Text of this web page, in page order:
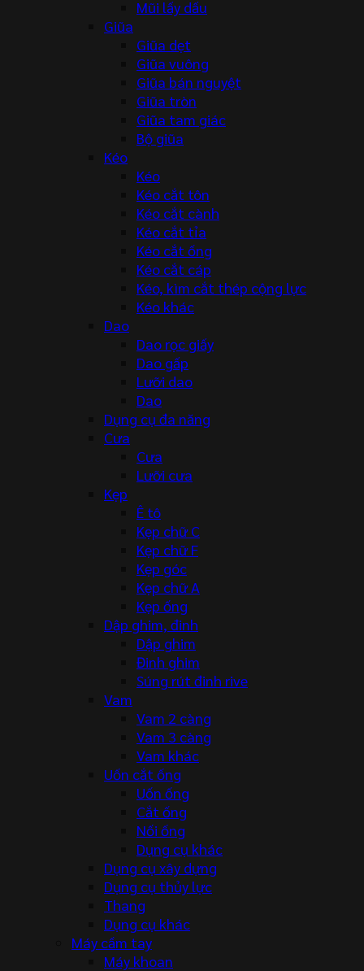
Mũi lấy dấu
Giũa
Giũa dẹt
Giũa vuông
Giũa bán nguyệt
Giũa tròn
Giũa tam giác
Bộ giũa
Kéo
Kéo
Kéo cắt tôn
Kéo cắt cành
Kéo cắt tỉa
Kéo cắt ống
Kéo cắt cáp
Kéo, kìm cắt thép cộng lực
Kéo khác
Dao
Dao rọc giấy
Dao gấp
Lưỡi dao
Dao
Dụng cụ đa năng
Cưa
Cưa
Lưỡi cưa
Kẹp
Ê tô
Kẹp chữ C
Kẹp chữ F
Kẹp góc
Kẹp chữ A
Kẹp ống
Dập ghim, đinh
Dập ghim
Đinh ghim
Súng rút đinh rive
Vam
Vam 2 càng
Vam 3 càng
Vam khác
Uốn cắt ống
Uốn ống
Cắt ống
Nối ống
Dụng cụ khác
Dụng cụ xây dựng
Dụng cụ thủy lực
Thang
Dụng cụ khác
Máy cầm tay
Máy khoan